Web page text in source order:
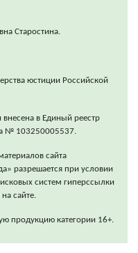
Старостина.
юстиции Российской
в Единый реестр
№ 103250005537.
сайта
разрешается при условии
систем гиперссылки
сайте.
продукцию категории 16+.